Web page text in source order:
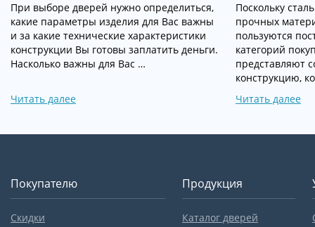
При выборе дверей нужно определиться,
какие параметры изделия для Вас важны
и за какие технические характеристики
конструкции Вы готовы заплатить деньги.
Насколько важны для Вас …
Читать далее
Поскольку
прочных
пользуются
категорий
представляют
конструкцию,
Читать далее
Покупателю
Скидки
Продукция
Каталог дверей